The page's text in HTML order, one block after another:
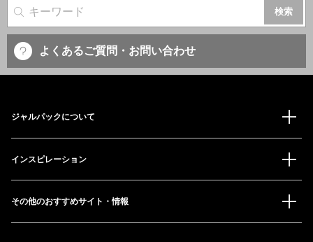
サイト内検索
よくあるご質問・お問い合わせ
ジャルパックについて
インスピレーション
その他のおすすめサイト・情報